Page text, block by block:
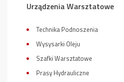
Urządzenia Warsztatowe
Technika Podnoszenia
Wysysarki Oleju
Szafki Warsztatowe
Prasy Hydrauliczne